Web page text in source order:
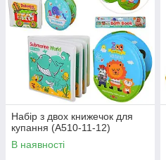
Набір з двох книжечок для
купання (A510-11-12)
В наявності